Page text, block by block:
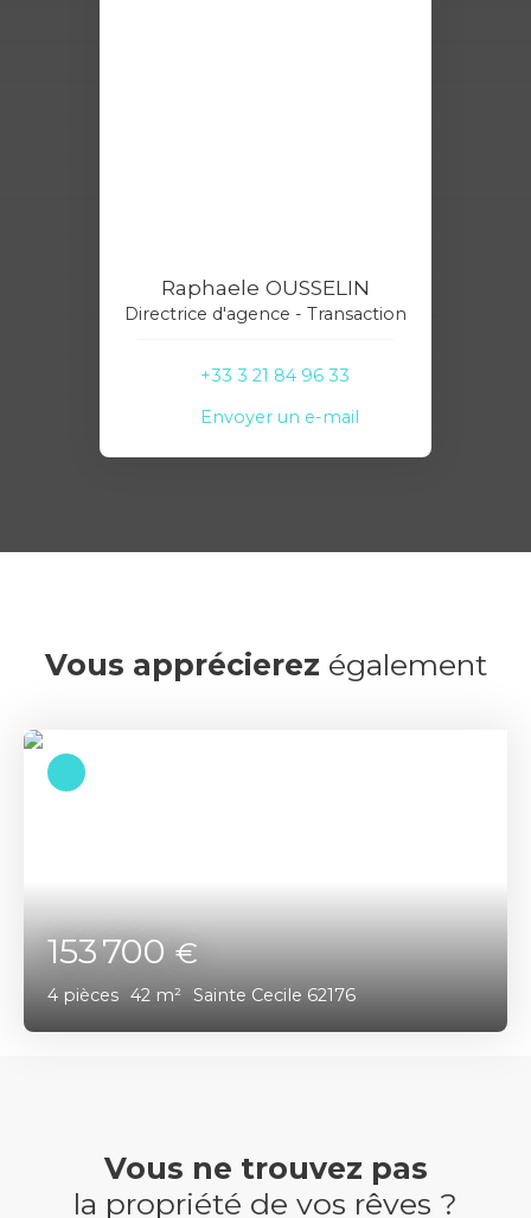
Raphaele OUSSELIN
Directrice d'agence - Transaction
+33 3 21 84 96 33
Envoyer un e-mail
Vous apprécierez également
153 700€
4 pièces 42 m² Sainte Cecile 62176
Vous ne trouvez pas
la propriété de vos rêves ?